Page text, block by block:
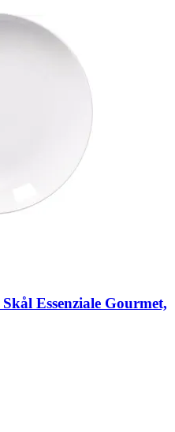
Skål Essenziale Gourmet,